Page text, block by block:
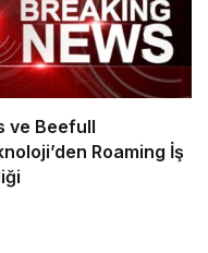
ve Beefull
Roaming İş